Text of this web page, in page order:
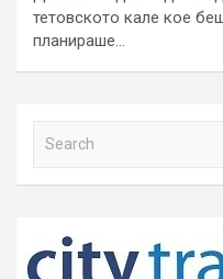
тетовското кале кое
планираше…
h